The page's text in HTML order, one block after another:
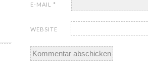
E-MAIL *
WEBSITE